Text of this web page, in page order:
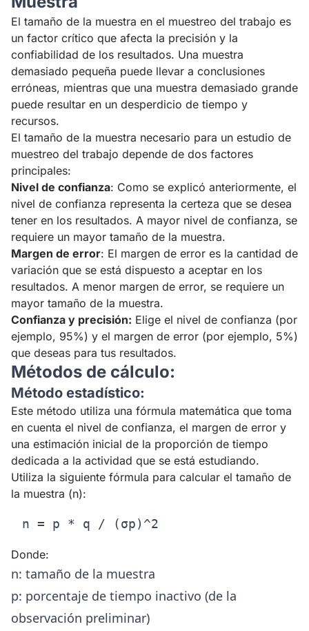
El tamaño de la muestra en el muestreo del trabajo es
un factor crítico que afecta la precisión y la
confiabilidad de los resultados. Una muestra
demasiado pequeña puede llevar a conclusiones
erróneas, mientras que una muestra demasiado grande
puede resultar en un desperdicio de tiempo y
recursos.
El tamaño de la muestra necesario para un estudio de
muestreo del trabajo depende de dos factores
principales:
Nivel de confianza: Como se explicó anteriormente, el
nivel de confianza representa la certeza que se desea
tener en los resultados. A mayor nivel de confianza, se
requiere un mayor tamaño de la muestra.
Margen de error: El margen de error es la cantidad de
variación que se está dispuesto a aceptar en los
resultados. A menor margen de error, se requiere un
mayor tamaño de la muestra.
Confianza y precisión: Elige el nivel de confianza (por
ejemplo, 95%) y el margen de error (por ejemplo, 5%)
que deseas para tus resultados.
Métodos de cálculo:
Método estadístico:
Este método utiliza una fórmula matemática que toma
en cuenta el nivel de confianza, el margen de error y
una estimación inicial de la proporción de tiempo
dedicada a la actividad que se está estudiando.
Utiliza la siguiente fórmula para calcular el tamaño de
la muestra (n):
Donde:
n: tamaño de la muestra
p: porcentaje de tiempo inactivo (de la
observación preliminar)